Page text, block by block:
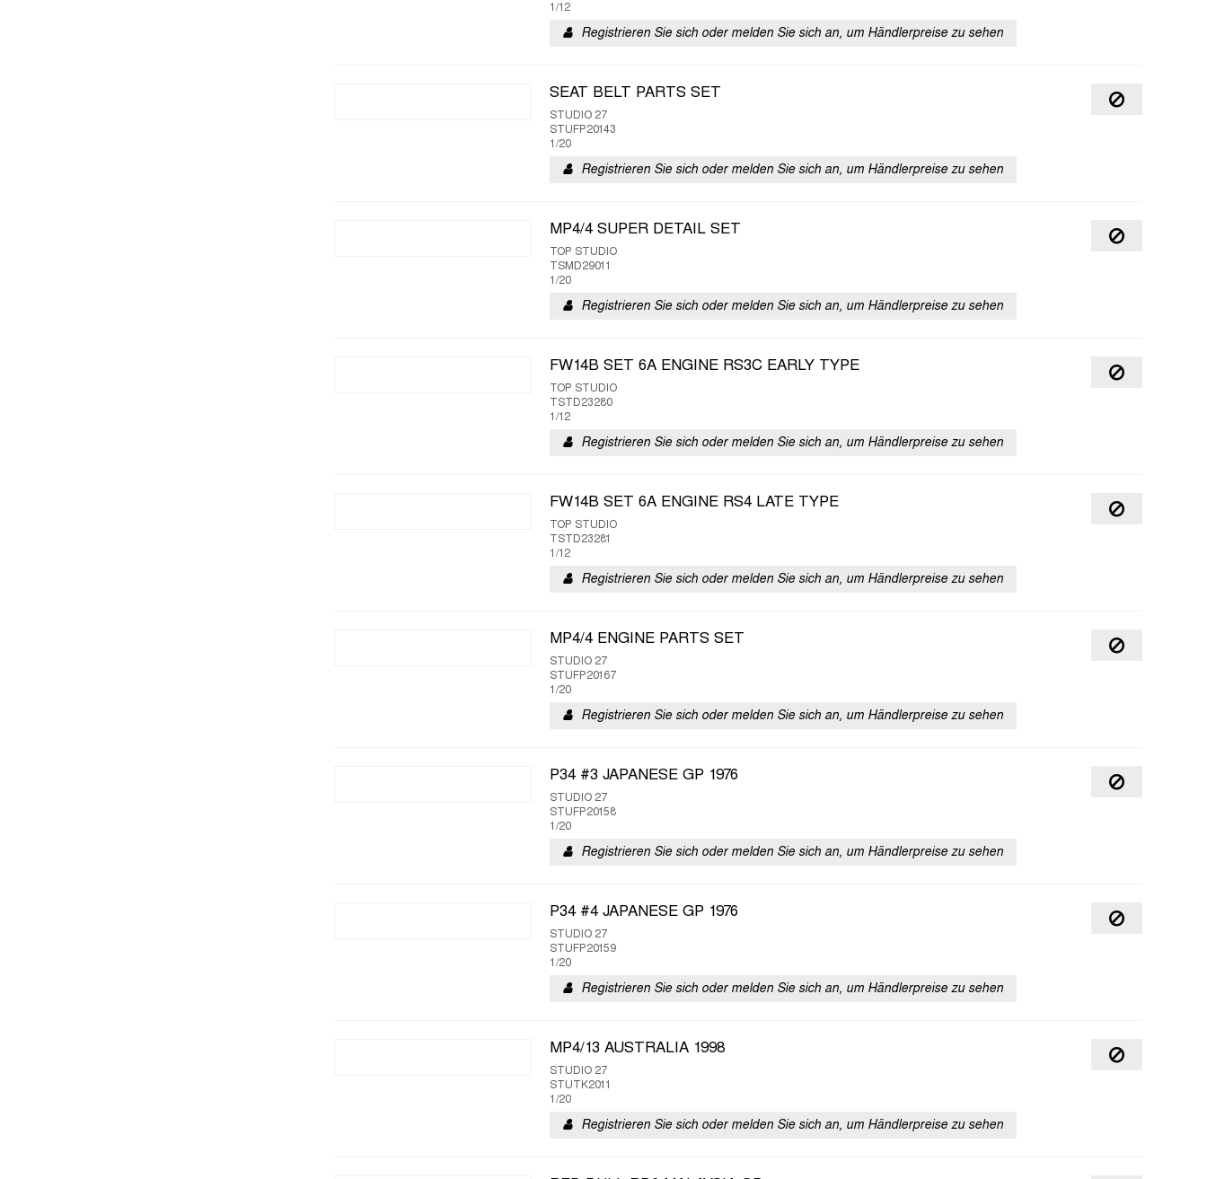
1/12
Registrieren Sie sich oder melden Sie sich an, um Händlerpreise zu sehen
SEAT BELT PARTS SET
STUDIO 27
STUFP20143
1/20
Registrieren Sie sich oder melden Sie sich an, um Händlerpreise zu sehen
MP4/4 SUPER DETAIL SET
TOP STUDIO
TSMD29011
1/20
Registrieren Sie sich oder melden Sie sich an, um Händlerpreise zu sehen
FW14B SET 6A ENGINE RS3C EARLY TYPE
TOP STUDIO
TSTD23280
1/12
Registrieren Sie sich oder melden Sie sich an, um Händlerpreise zu sehen
FW14B SET 6A ENGINE RS4 LATE TYPE
TOP STUDIO
TSTD23281
1/12
Registrieren Sie sich oder melden Sie sich an, um Händlerpreise zu sehen
MP4/4 ENGINE PARTS SET
STUDIO 27
STUFP20167
1/20
Registrieren Sie sich oder melden Sie sich an, um Händlerpreise zu sehen
P34 #3 JAPANESE GP 1976
STUDIO 27
STUFP20158
1/20
Registrieren Sie sich oder melden Sie sich an, um Händlerpreise zu sehen
P34 #4 JAPANESE GP 1976
STUDIO 27
STUFP20159
1/20
Registrieren Sie sich oder melden Sie sich an, um Händlerpreise zu sehen
MP4/13 AUSTRALIA 1998
STUDIO 27
STUTK2011
1/20
Registrieren Sie sich oder melden Sie sich an, um Händlerpreise zu sehen